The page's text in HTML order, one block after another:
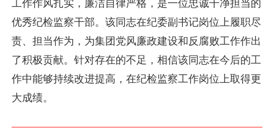
优秀纪检监察干部。该同志在纪委副书记岗位上履职尽
责、担当作为，为集团党风廉政建设和反腐败工作作出
了积极贡献。针对存在的不足，相信该同志在今后的工
作中能够持续改进提高，在纪检监察工作岗位上取得更
大成绩。